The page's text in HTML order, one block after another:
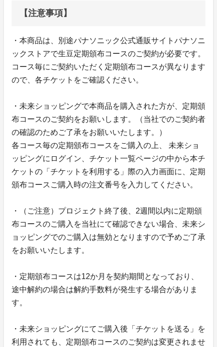
【注意事項】
・本商品は、別途パナソニック公式通販サイトパナソニ
ックストアで生豆定期頒布コースのご契約が必要です。
コース毎にご契約いただく定期頒布コースが異なります
ので、各チケットをご確認ください。
・未来ショッピングで本商品を購入された方が、定期頒
布コースのご契約をお願いします。（当社でのご契約者
の確認のためご了承をお願いいたします。）
各コース毎の定期頒布コースをご購入の上、 未来ショ
ッピングにログイン、チケット一覧ページの中から本チ
ケットの「チケットを利用する」際の入力画面に、定期
頒布コースご購入時の注文番号を入力してください。
・（ご注意）プロジェクト終了後、2週間以内に定期頒
布コースのご購入を当社にて確認できない場合、未来シ
ョッピングでのご購入は無効となりますので予めご了承
をお願いいたします。
・定期頒布コースは12か月を契約期間となっており、
途中解約の場合は解約手数料が発生する場合がありま
す。
・未来ショッピングにてご購入後「チケットを送る」を
利用されても、定期頒布コースのご契約は変更されませ